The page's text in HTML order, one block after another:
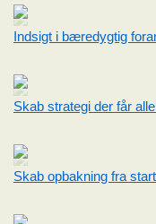
Indsigt i bæredygtig
Skab strategi der får
Skab opbakning fra start